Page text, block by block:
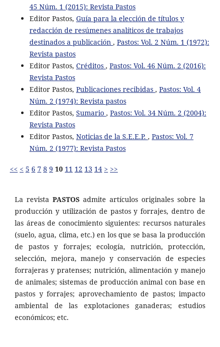
45 Núm. 1 (2015): Revista Pastos
Editor Pastos, Guía para la elección de títulos y
redacción de resúmenes analíticos de trabajos
destinados a publicación , Pastos: Vol. 2 Núm. 1 (1972):
Revista pastos
Editor Pastos, Créditos , Pastos: Vol. 46 Núm. 2 (2016):
Revista Pastos
Editor Pastos, Publicaciones recibidas , Pastos: Vol. 4
Núm. 2 (1974): Revista pastos
Editor Pastos, Sumario , Pastos: Vol. 34 Núm. 2 (2004):
Revista Pastos
Editor Pastos, Noticias de la S.E.E.P. , Pastos: Vol. 7
Núm. 2 (1977): Revista Pastos
<< < 5 6 7 8 9 10 11 12 13 14 > >>
La revista PASTOS admite artículos originales sobre la
producción y utilización de pastos y forrajes, dentro de
las áreas de conocimiento siguientes: recursos naturales
(suelo, agua, clima, etc.) en los que se basa la producción
de pastos y forrajes; ecología, nutrición, protección,
selección, mejora, manejo y conservación de especies
forrajeras y pratenses; nutrición, alimentación y manejo
de animales; sistemas de producción animal con base en
pastos y forrajes; aprovechamiento de pastos; impacto
ambiental de las explotaciones ganaderas; estudios
económicos; etc.